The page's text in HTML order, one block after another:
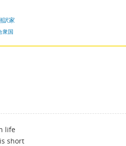
訳家
衆国
life
is short